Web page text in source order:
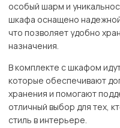
особый шарм и
шкафа оснащено
что позволяет удобно
назначения.
В комплекте с шкафом
которые обеспечивают
хранения и помогают
отличный выбор для тех,
стиль в интерьере.